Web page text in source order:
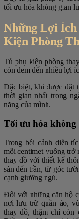
tối ưu hóa không gian
Những Lợi Ích
Kiện Phòng
Tủ phụ kiện phòng
còn đem đến nhiều lợi
Đặc biệt, khi được đặt
thời gian nhất trong
năng của mình.
Tối ưu hóa không
Trong bối cảnh diện
mỗi centimet vuông trở
thay đồ với thiết kế
sàn đến trần, từ góc
cạnh giường ngủ.
Đối với những căn hộ
nơi lưu trữ quần áo,
thay đồ, thậm chí còn